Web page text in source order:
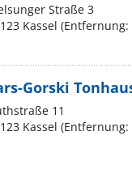
Straße 3
Kassel
Gorski
11
Kassel